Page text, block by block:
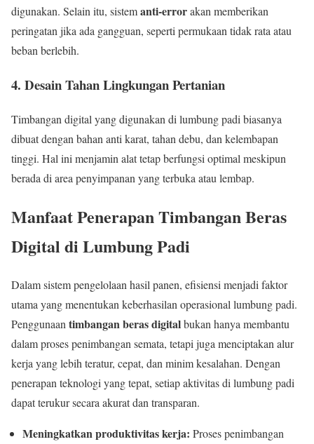
digunakan. Selain itu, sistemanti-errorakan memberikan
peringatan jika ada gangguan, seperti permukaan tidak rata atau
beban berlebih.
4. Desain Tahan Lingkungan Pertanian
Timbangan digital yang digunakan di lumbung padi biasanya
dibuat dengan bahan anti karat, tahan debu, dan kelembapan
tinggi. Hal ini menjamin alat tetap berfungsi optimal meskipun
berada di area penyimpanan yang terbuka atau lembap.
Manfaat Penerapan Timbangan Beras
Digital di Lumbung Padi
Dalam sistem pengelolaan hasil panen, efisiensi menjadi faktor
utama yang menentukan keberhasilan operasional lumbung padi.
Penggunaan timbangan beras digitalbukan hanya membantu
dalam proses penimbangan semata, tetapi juga menciptakan alur
kerja yang lebih teratur, cepat, dan minim kesalahan. Dengan
penerapan teknologi yang tepat, setiap aktivitas di lumbung padi
dapat terukur secara akurat dan transparan.
Meningkatkan produktivitas kerja: Proses penimbangan